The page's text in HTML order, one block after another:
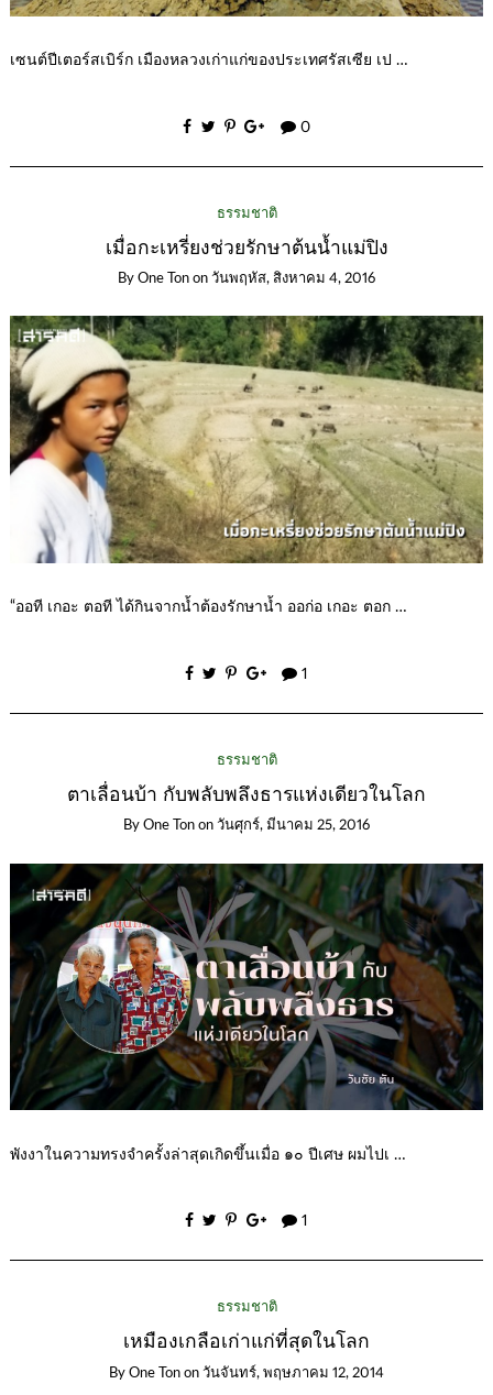
เซนต์ปีเตอร์สเบิร์ก เมืองหลวงเก่าแก่ของประเทศรัสเซีย เป …
0
ธรรมชาติ
เมื่อกะเหรี่ยงช่วยรักษาต้นน้ำแม่ปิง
By One Ton on วันพฤหัส, สิงหาคม 4, 2016
“ออที เกอะ ตอที ได้กินจากน้ำต้องรักษาน้ำ ออก่อ เกอะ ตอก …
1
ธรรมชาติ
ตาเลื่อนบ้า กับพลับพลึงธารแห่งเดียวในโลก
By One Ton on วันศุกร์, มีนาคม 25, 2016
พังงาในความทรงจำครั้งล่าสุดเกิดขึ้นเมื่อ ๑๐ ปีเศษ ผมไปเ …
1
ธรรมชาติ
เหมืองเกลือเก่าแก่ที่สุดในโลก
By One Ton on วันจันทร์, พฤษภาคม 12, 2014